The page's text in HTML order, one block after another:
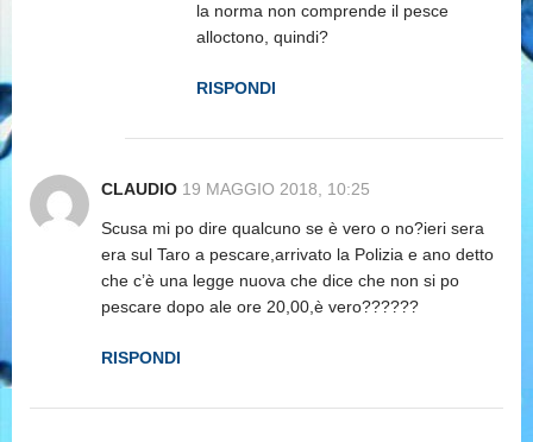
la norma non comprende il pesce
alloctono, quindi?
RISPONDI
CLAUDIO 19 MAGGIO 2018, 10:25
Scusa mi po dire qualcuno se è vero o no?ieri sera
era sul Taro a pescare,arrivato la Polizia e ano detto
che c’è una legge nuova che dice che non si po
pescare dopo ale ore 20,00,è vero??????
RISPONDI